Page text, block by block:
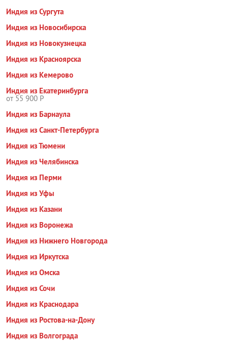
Индия из Сургута
Индия из Новосибирска
Индия из Новокузнецка
Индия из Красноярска
Индия из Кемерово
Индия из Екатеринбурга
от 55 900 Р
Индия из Барнаула
Индия из Санкт-Петербурга
Индия из Тюмени
Индия из Челябинска
Индия из Перми
Индия из Уфы
Индия из Казани
Индия из Воронежа
Индия из Нижнего Новгорода
Индия из Иркутска
Индия из Омска
Индия из Сочи
Индия из Краснодара
Индия из Ростова-на-Дону
Индия из Волгограда